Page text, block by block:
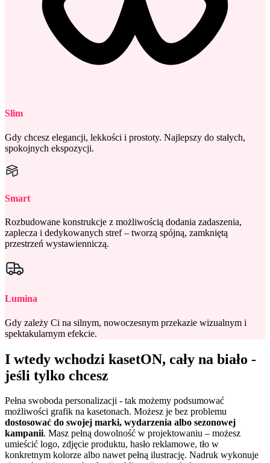
Slim
Gdy chcesz elegancji, lekkości i prostoty. Najlepszy do stałych,
spokojnych ekspozycji.
Smart
Rozbudowane konstrukcje z możliwością dodania zadaszenia,
zaplecza i dedykowanych stref – tworzą spójną, zamkniętą
przestrzeń wystawienniczą.
Lumina
Gdy zależy Ci na silnym, nowoczesnym przekazie wizualnym i
spektakularnym efekcie.
I wtedy wchodzi kasetON, cały na biało -
jeśli tylko chcesz
Pełna swoboda personalizacji - tak możemy podsumować
możliwości grafik na kasetonach. Możesz je bez problemu
dostosować do swojej marki, wydarzenia albo sezonowej
kampanii. Masz pełną dowolność w projektowaniu – możesz
umieścić logo, zdjęcie produktu, hasło reklamowe, tło w
konkretnym kolorze albo nawet pełną ilustrację. Nadruk wykonuje